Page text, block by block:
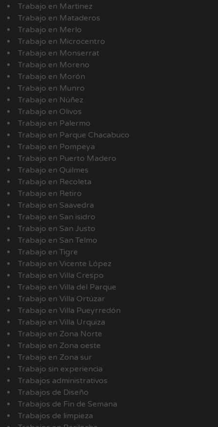
Trabajo en Martinez
Trabajo en Mataderos
Trabajo en Merlo
Trabajo en Microcentro
Trabajo en Monserrat
Trabajo en Moreno
Trabajo en Morón
Trabajo en Munro
Trabajo en Núñez
Trabajo en Olivos
Trabajo en Palermo
Trabajo en Parque Chacabuco
Trabajo en Pompeya
Trabajo en Puerto Madero
Trabajo en Quilmes
Trabajo en Recoleta
Trabajo en Retiro
Trabajo en Saavedra
Trabajo en San isidro
Trabajo en San Justo
Trabajo en San Telmo
Trabajo en Tigre
Trabajo en Vicente López
Trabajo en Villa Crespo
Trabajo en Villa del Parque
Trabajo en Villa Ortúzar
Trabajo en Villa Pueyrredón
Trabajo en Villa Urquiza
Trabajo en Zona Norte
Trabajo en Zona oeste
Trabajo en Zona sur
Trabajo sin experiencia
Trabajos administrativos
Trabajos de Diseño
Trabajos de Fin de Semana
Trabajos de limpieza